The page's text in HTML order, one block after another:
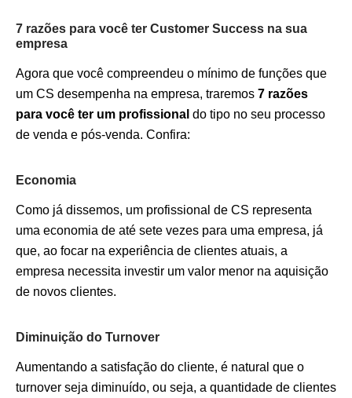
7 razões para você ter Customer Success na sua
empresa
Agora que você compreendeu o mínimo de funções que
um CS desempenha na empresa, traremos 7 razões
para você ter um profissional do tipo no seu processo
de venda e pós-venda. Confira:
Economia
Como já dissemos, um profissional de CS representa
uma economia de até sete vezes para uma empresa, já
que, ao focar na experiência de clientes atuais, a
empresa necessita investir um valor menor na aquisição
de novos clientes.
Diminuição do Turnover
Aumentando a satisfação do cliente, é natural que o
turnover seja diminuído, ou seja, a quantidade de clientes